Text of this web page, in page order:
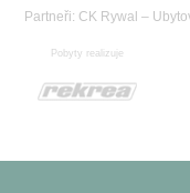
Partneři: CK Rywal –
Pobyty realizuje